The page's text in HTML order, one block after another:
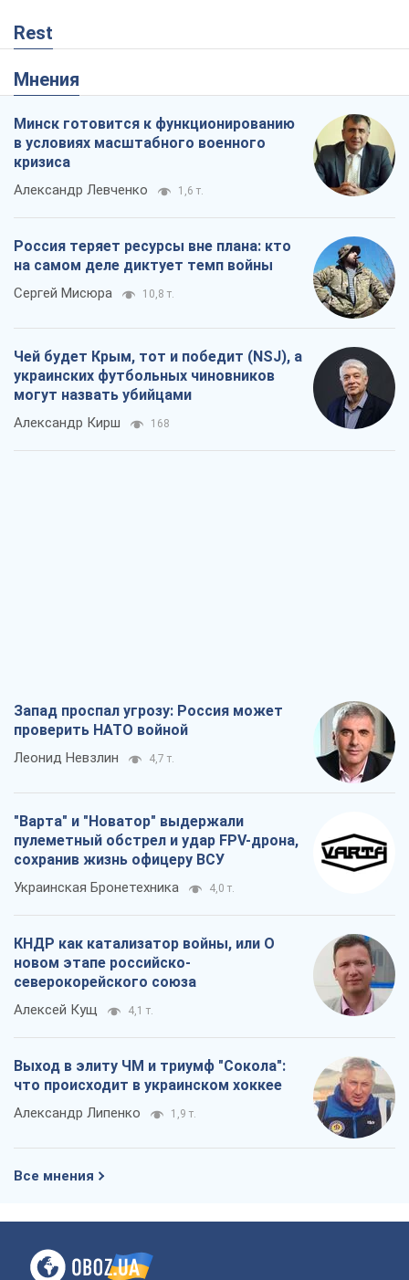
Rest
Мнения
Минск готовится к функционированию
в условиях масштабного военного
кризиса
Александр Левченко 1,6 т.
Россия теряет ресурсы вне плана: кто
на самом деле диктует темп войны
Сергей Мисюра 10,8 т.
Чей будет Крым, тот и победит (NSJ), а
украинских футбольных чиновников
могут назвать убийцами
Александр Кирш 168
Запад проспал угрозу: Россия может
проверить НАТО войной
Леонид Невзлин 4,7 т.
"Варта" и "Новатор" выдержали
пулеметный обстрел и удар FPV-дрона,
сохранив жизнь офицеру ВСУ
Украинская Бронетехника 4,0 т.
КНДР как катализатор войны, или О
новом этапе российско-
северокорейского союза
Алексей Кущ 4,1 т.
Выход в элиту ЧМ и триумф "Сокола":
что происходит в украинском хоккее
Александр Липенко 1,9 т.
Все мнения